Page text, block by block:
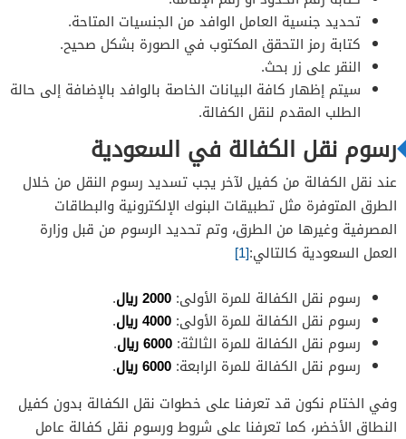
تحديد جنسية العامل الوافد من الجنسيات المتاحة.
كتابة رمز التحقق المكتوب في الصورة بشكل صحيح.
النقر على زر بحث.
سيتم إظهار كافة البيانات الخاصة بالوافد بالإضافة إلى حالة
الطلب المقدم لنقل الكفالة.
رسوم نقل الكفالة في السعودية
عند نقل الكفالة من كفيل لآخر يجب تسديد رسوم النقل من خلال
الطرق المتوفرة مثل تطبيقات البنوك الإلكترونية والبطاقات
المصرفية وغيرها من الطرق، وتم تحديد الرسوم من قبل وزارة
العمل السعودية كالتالي:[1]
رسوم نقل الكفالة للمرة الأولى: 2000 ريال
.
رسوم نقل الكفالة للمرة الأولى: 4000 ريال
.
رسوم نقل الكفالة للمرة الثالثة: 6000 ريال
.
رسوم نقل الكفالة للمرة الرابعة: 6000 ريال
.
وفي الختام نكون قد تعرفنا على خطوات نقل الكفالة بدون كفيل
النطاق الأخضر، كما تعرفنا على شروط ورسوم نقل كفالة عامل